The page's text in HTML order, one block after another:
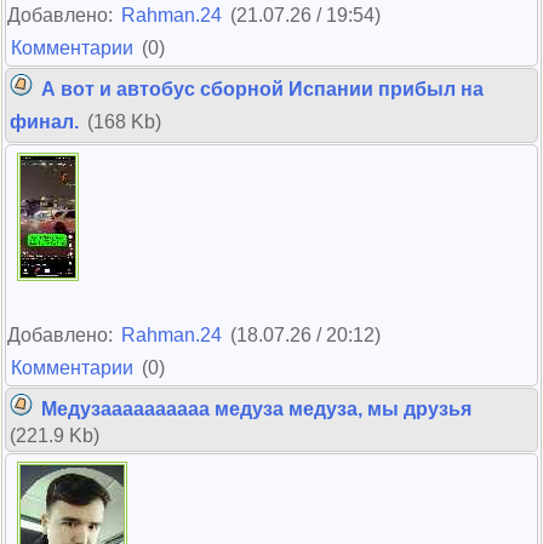
Добавлено: Rahman.24 (21.07.26 / 19:54)
Комментарии (0)
А вот и автобус сборной Испании прибыл на
финал. (168 Kb)
Добавлено: Rahman.24 (18.07.26 / 20:12)
Комментарии (0)
Медузаааааааааа медуза медуза, мы друзья
(221.9 Kb)